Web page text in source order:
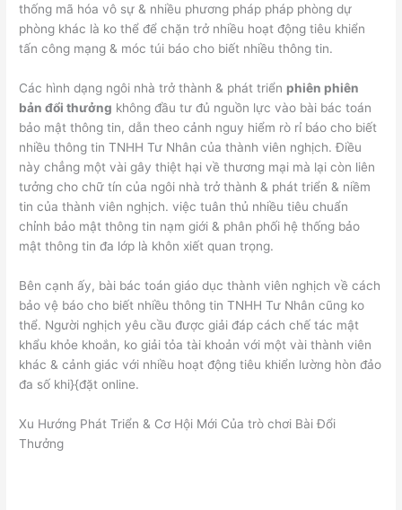
thống mã hóa vô sự & nhiều phương pháp pháp phòng dự
phòng khác là ko thể để chặn trở nhiều hoạt động tiêu khiển
tấn công mạng & móc túi báo cho biết nhiều thông tin.
Các hình dạng ngôi nhà trở thành & phát triển phiên phiên
bản đổi thưởng không đầu tư đủ nguồn lực vào bài bác toán
bảo mật thông tin, dẫn theo cảnh nguy hiểm rò rỉ báo cho biết
nhiều thông tin TNHH Tư Nhân của thành viên nghịch. Điều
này chẳng một vài gây thiệt hại về thương mại mà lại còn liên
tưởng cho chữ tín của ngôi nhà trở thành & phát triển & niềm
tin của thành viên nghịch. việc tuân thủ nhiều tiêu chuẩn
chỉnh bảo mật thông tin nạm giới & phân phối hệ thống bảo
mật thông tin đa lớp là khôn xiết quan trọng.
Bên cạnh ấy, bài bác toán giáo dục thành viên nghịch về cách
bảo vệ báo cho biết nhiều thông tin TNHH Tư Nhân cũng ko
thể. Người nghịch yêu cầu được giải đáp cách chế tác mật
khẩu khỏe khoắn, ko giải tỏa tài khoản với một vài thành viên
khác & cảnh giác với nhiều hoạt động tiêu khiển lường hòn đảo
đa số khi}{đặt online.
Xu Hướng Phát Triển & Cơ Hội Mới Của trò chơi Bài Đổi
Thưởng